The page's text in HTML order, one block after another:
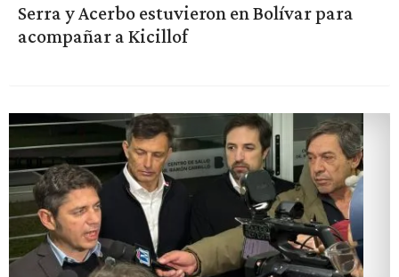
Serra y Acerbo estuvieron en Bolívar para
acompañar a Kicillof